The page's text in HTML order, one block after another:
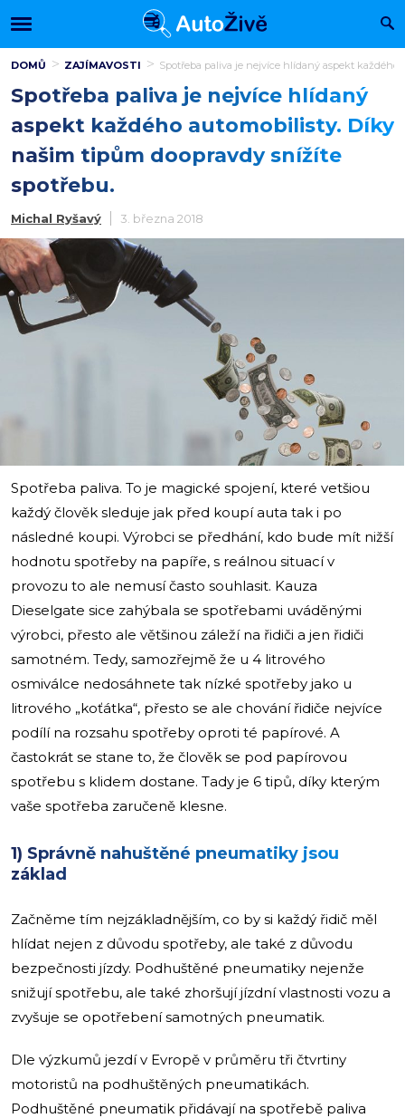
DOMŮ ZAJÍMAVOSTI Spotřeba paliva je nejvíce hlídaný aspekt
Spotřeba paliva je nejvíce hlídaný
aspekt každého automobilisty. Díky
našim tipům doopravdy snížíte
spotřebu.
Michal Ryšavý 3. března 2018
Spotřeba paliva. To je magické spojení, které vetšiou
každý člověk sleduje jak před koupí auta tak i po
následné koupi. Výrobci se předhání, kdo bude mít nižší
hodnotu spotřeby na papíře, s reálnou situací v
provozu to ale nemusí často souhlasit. Kauza
Dieselgate sice zahýbala se spotřebami uváděnými
výrobci, přesto ale většinou záleží na řidiči a jen řidiči
samotném. Tedy, samozřejmě že u 4 litrového
osmiválce nedosáhnete tak nízké spotřeby jako u
litrového „koťátka“, přesto se ale chování řidiče nejvíce
podílí na rozsahu spotřeby oproti té papírové. A
častokrát se stane to, že člověk se pod papírovou
spotřebu s klidem dostane. Tady je 6 tipů, díky kterým
vaše spotřeba zaručeně klesne.
1) Správně nahuštěné pneumatiky jsou
základ
Začněme tím nejzákladnějším, co by si každý řidič měl
hlídat nejen z důvodu spotřeby, ale také z důvodu
bezpečnosti jízdy. Podhuštěné pneumatiky nejenže
snižují spotřebu, ale také zhoršují jízdní vlastnosti vozu a
zvyšuje se opotřebení samotných pneumatik.
Dle výzkumů jezdí v Evropě v průměru tři čtvrtiny
motoristů na podhuštěných pneumatikách.
Podhuštěné pneumatik přidávají na spotřebě paliva